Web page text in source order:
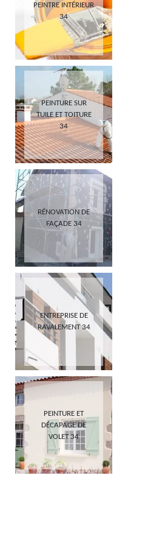
PEINTRE INTÉRIEUR
34
PEINTURE SUR
TUILE ET TOITURE
34
RÉNOVATION DE
FAÇADE 34
ENTREPRISE DE
RAVALEMENT 34
PEINTURE ET
DÉCAPAGE DE
VOLET 34